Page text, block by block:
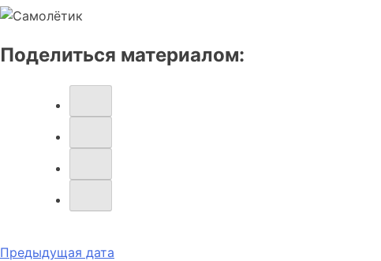
Поделиться материалом:
Навигация
Предыдущая дата